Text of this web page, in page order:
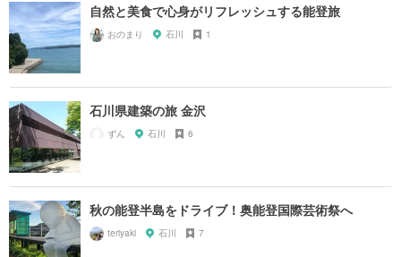
自然と美食で心身がリフレッシュする能登旅
おのまり 石川 1
石川県建築の旅 金沢
ずん 石川 6
秋の能登半島をドライブ！奥能登国際芸術祭へ
teriyaki 石川 7